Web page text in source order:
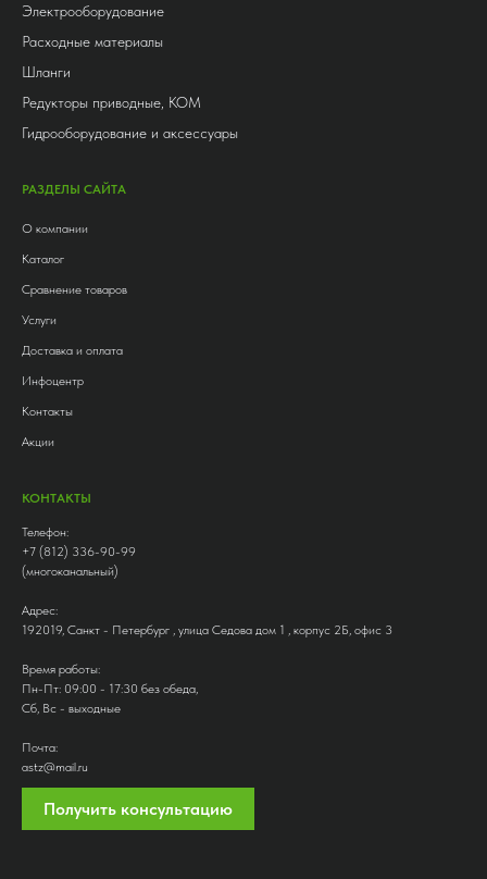
Электрооборудование
Расходные материалы
Шланги
Редукторы приводные, КОМ
Гидрооборудование и аксессуары
РАЗДЕЛЫ САЙТА
О компании
Каталог
Сравнение товаров
Услуги
Доставка и оплата
Инфоцентр
Контакты
Акции
КОНТАКТЫ
Телефон:
+7 (812) 336-90-99
(многоканальный)
Адрес:
192019, Санкт - Петербург , улица Седова дом 1 , корпус 2Б, офис 3
Время работы:
Пн-Пт: 09:00 - 17:30 без обеда,
Сб, Вс - выходные
Почта:
astz@mail.ru
Получить консультацию